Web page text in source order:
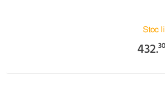
Stoc
432.30